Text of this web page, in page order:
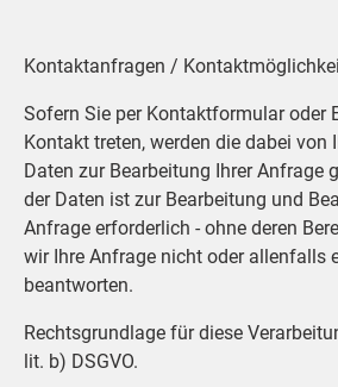
Kontaktanfragen /
Sofern Sie per Kontaktformular oder
Kontakt treten, werden die dabei von
Daten zur Bearbeitung Ihrer Anfrage
der Daten ist zur Bearbeitung und
Anfrage erforderlich - ohne deren
wir Ihre Anfrage nicht oder allenfalls
beantworten.
Rechtsgrundlage für diese
lit. b) DSGVO.